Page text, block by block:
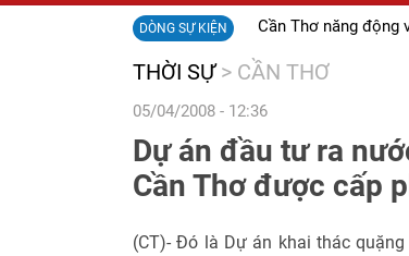
DÒNG SỰ KIỆN Cần Thơ năng động
THỜI SỰ > CẦN THƠ
05/04/2008 - 12:36
Dự án đầu tư ra
Cần Thơ được cấp
(CT)- Đó là Dự án khai thác